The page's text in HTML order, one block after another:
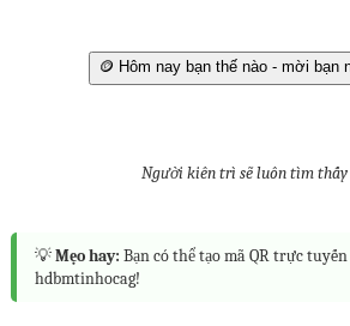
🪙 Hôm nay bạn thế nào - mời bạn
Người kiên trì sẽ luôn tìm thấy
💡Mẹo hay: Bạn có thể tạo mã QR trực
hdbmtinhocag!